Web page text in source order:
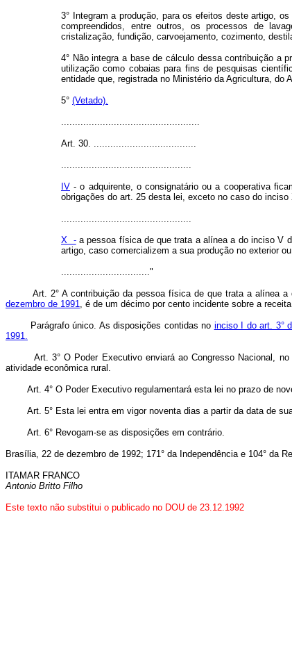
3° Integram a produção, para os efeitos deste artigo,
compreendidos, entre outros, os processos de
cristalização, fundição, carvoejamento, cozimento,
4° Não integra a base de cálculo dessa contribuição a
utilização como cobaias para fins de pesquisas
entidade que, registrada no Ministério da Agricultura,
5° (Vetado).
..................................................
Art. 30. .....................................
...............................................
IV - o adquirente, o consignatário ou a cooperativa
obrigações do art. 25 desta lei, exceto no caso
...............................................
X -a pessoa física de que trata a alínea a do inciso V
artigo, caso comercializem a sua produção no exterior
................................"
Art. 2° A contribuição da pessoa física de que trata a alínea a
dezembro de 1991, é de um décimo por cento incidente sobre a
Parágrafo único. As disposições contidas no inciso I do art. 3°
1991.
Art. 3° O Poder Executivo enviará ao Congresso Nacional,
atividade econômica rural.
Art. 4° O Poder Executivo regulamentará esta lei no prazo de
Art. 5° Esta lei entra em vigor noventa dias a partir da data de
Art. 6° Revogam-se as disposições em contrário.
Brasília, 22 de dezembro de 1992; 171° da Independência e 104° da
ITAMAR FRANCO
Antonio Britto Filho
Este texto não substitui o publicado no DOU de 23.12.1992